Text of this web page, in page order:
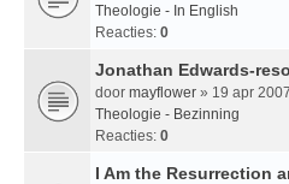
Theologie - In English
Reacties: 0
Jonathan Edwards-
door mayflower » 19 apr
Theologie - Bezinning
Reacties: 0
I Am the Resurrection